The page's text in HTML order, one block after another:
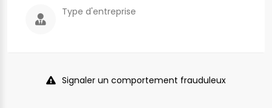
Type d'entreprise
Signaler un comportement frauduleux